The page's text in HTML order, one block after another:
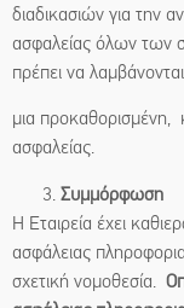
διαδικασιών για την
ασφαλείας όλων των
πρέπει να
μια προκαθορισμένη,
ασφαλείας.
Συμμόρφωση
Η Εταιρεία έχει
ασφάλειας
σχετική νομοθεσία.